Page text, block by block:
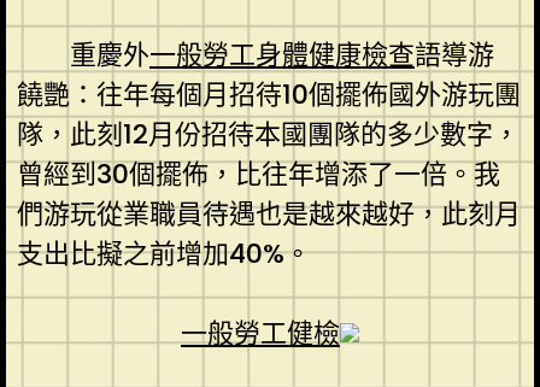
重慶外一般勞工身體健康檢查語導游
饒艷：往年每個月招待10個擺佈國外游玩團
隊，此刻12月份招待本國團隊的多少數字，
曾經到30個擺佈，比往年增添了一倍。我
們游玩從業職員待遇也是越來越好，此刻月
支出比擬之前增加40%。
一般勞工健檢